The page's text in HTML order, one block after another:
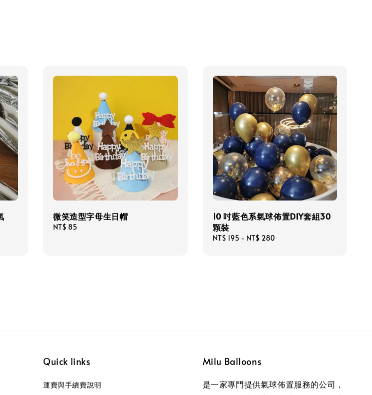
微笑造型字母生日帽
Regular
NT$ 85
10 吋藍色系氣球佈置DIY套組30
顆裝
Regular
NT$ 195 - NT$ 280
Quick links
運費與手續費說明
Milu Balloons
是一家專門提供氣球佈置服務的公司，